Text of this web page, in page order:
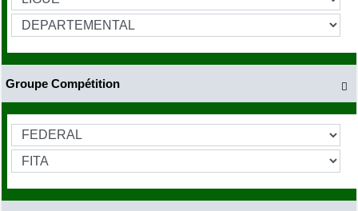

Groupe Compétition